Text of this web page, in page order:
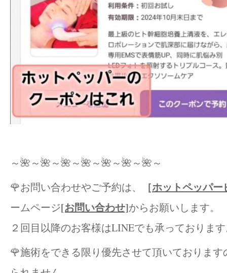
～🌺～🌺～🌺～🌺～🌺～🌺～🌺～
🌹お問い合わせやご予約は、
［ホットペッパー
ームページ[お問い合わせ]からお願いします。
２回目以降のお客様はLINEでも承っておりま
🌹施術をできる限り優先させて頂いておりま